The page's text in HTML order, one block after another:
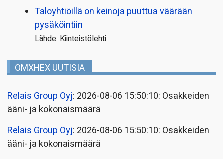
Taloyhtiöillä on keinoja puuttua väärään
pysäköintiin
Lähde: Kiinteistölehti
OMXHEX UUTISIA
Relais Group Oyj: 2026-08-06 15:50:10: Osakkeiden
ääni- ja kokonaismäärä
Relais Group Oyj: 2026-08-06 15:50:10: Osakkeiden
ääni- ja kokonaismäärä